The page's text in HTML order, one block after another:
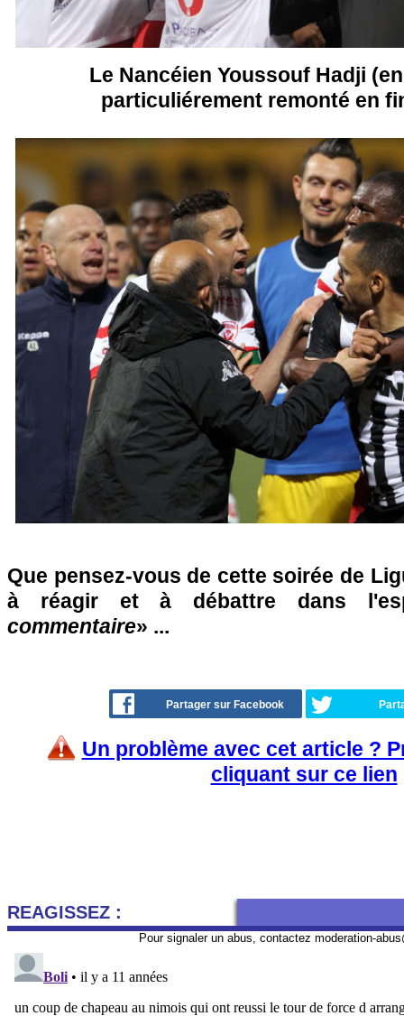
Le Nancéien Youssouf Hadji
particuliérement remonté en
Que pensez-vous de cette soirée de
à réagir et à débattre dans
commentaire» ...
Partager sur Facebook
Un problème avec cet article ?
cliquant sur ce lien
REAGISSEZ :
Pour signaler un abus, contactez moderation-